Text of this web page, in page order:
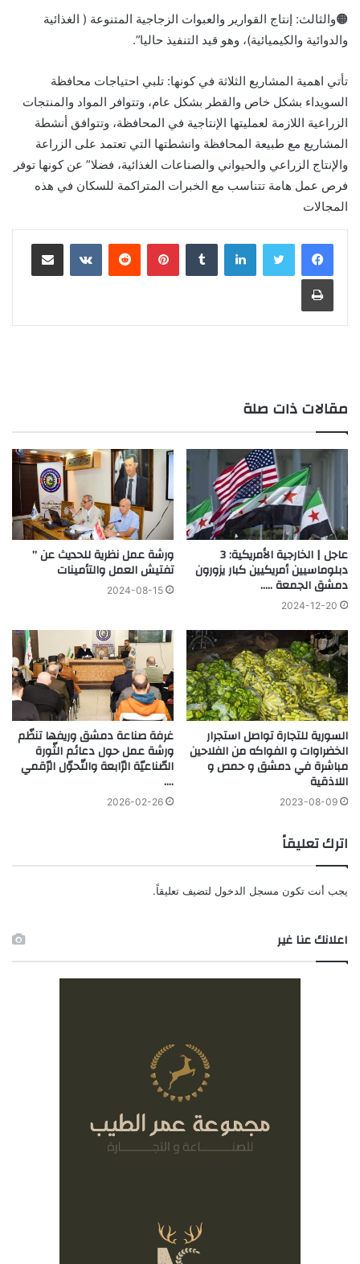
🟠والثالث: إنتاج القوارير والعبوات الزجاجية المتنوعة ( الغذائية
والدوائية والكيميائية)، وهو قيد التنفيذ حاليا”.
تأتي اهمية المشاريع الثلاثة في كونها: تلبي احتياجات محافظة
السويداء بشكل خاص والقطر بشكل عام، وتتوافر المواد والمنتجات
الزراعية اللازمة لعمليتها الإنتاجية في المحافظة، وتتوافق أنشطة
المشاريع مع طبيعة المحافظة وانشطتها التي تعتمد على الزراعة
والإنتاج الزراعي والحيواني والصناعات الغذائية، فضلا” عن كونها توفر
فرص عمل هامة تتناسب مع الخبرات المتراكمة للسكان في هذه
المجالات
لينكدإن بينتيريست مشاركة عبر البريد
طباعة
مقالات ذات صلة
عاجل | الخارجية الأمريكية: 3
دبلوماسيين أمريكيين كبار يزورون
دمشق الجمعة …..
2024-12-20
ورشة عمل نظرية للحديث عن ”
تفتيش العمل والتأمينات
2024-08-15
السورية للتجارة تواصل استجرار
الخضراوات و الفواكه من الفلاحين
مباشرة في دمشق و حمص و
اللاذقية
2023-08-09
غرفة صناعة دمشق وريفها تنظّم
ورشة عمل حول دعائم الثّورة
الصّناعيّة الرّابعة والتّحوّل الرّقمي
….
2026-02-26
اترك تعليقاً
يجب أنت تكون مسجل الدخول لتضيف تعليقاً.
اعلانك عنا غير